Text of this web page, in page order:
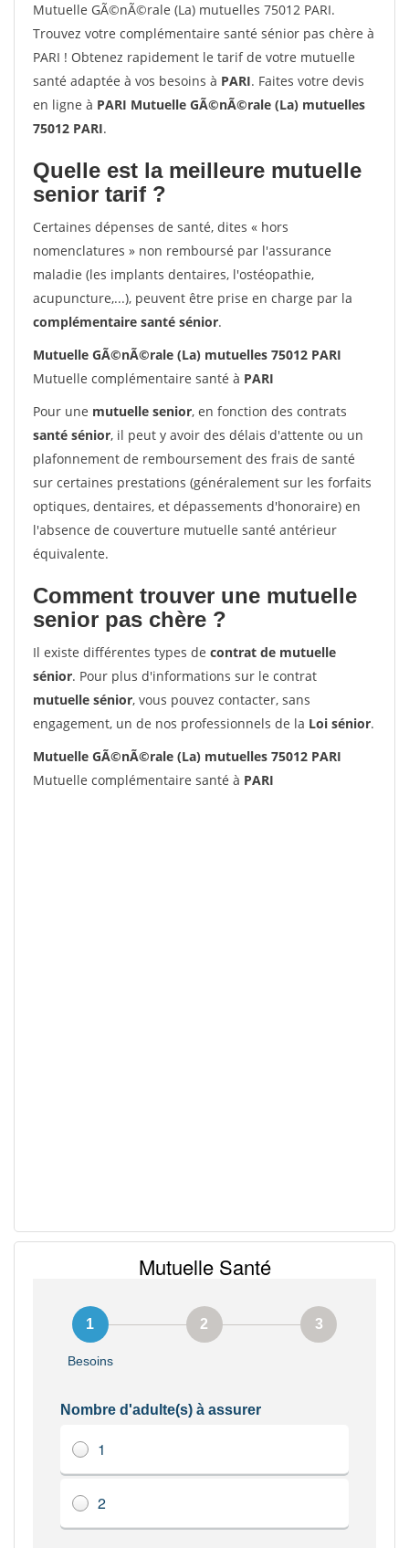
Mutuelle GÃ©nÃ©rale (La) mutuelles 75012 PARI.
Trouvez votre complémentaire santé sénior pas chère à
PARI ! Obtenez rapidement le tarif de votre mutuelle
santé adaptée à vos besoins à PARI. Faites votre devis
en ligne à PARI Mutuelle GÃ©nÃ©rale (La) mutuelles
75012 PARI.
Quelle est la meilleure mutuelle
senior tarif ?
Certaines dépenses de santé, dites « hors
nomenclatures » non remboursé par l'assurance
maladie (les implants dentaires, l'ostéopathie,
acupuncture,...), peuvent être prise en charge par la
complémentaire santé sénior.
Mutuelle GÃ©nÃ©rale (La) mutuelles 75012 PARI
Mutuelle complémentaire santé à PARI
Pour une mutuelle senior, en fonction des contrats
santé sénior, il peut y avoir des délais d'attente ou un
plafonnement de remboursement des frais de santé
sur certaines prestations (généralement sur les forfaits
optiques, dentaires, et dépassements d'honoraire) en
l'absence de couverture mutuelle santé antérieur
équivalente.
Comment trouver une mutuelle
senior pas chère ?
Il existe différentes types de contrat de mutuelle
sénior. Pour plus d'informations sur le contrat
mutuelle sénior, vous pouvez contacter, sans
engagement, un de nos professionnels de la Loi sénior.
Mutuelle GÃ©nÃ©rale (La) mutuelles 75012 PARI
Mutuelle complémentaire santé à PARI